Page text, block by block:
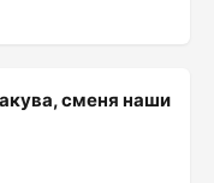
сменя наши